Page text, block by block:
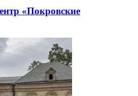
«Покровские